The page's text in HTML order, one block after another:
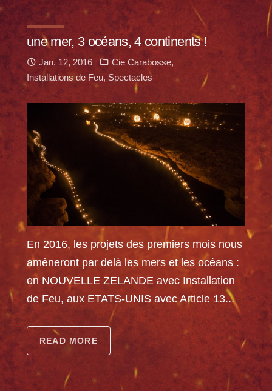
une mer, 3 océans, 4 continents !
Jan. 12, 2016 Cie Carabosse,
Installations de Feu, Spectacles
En 2016, les projets des premiers mois nous
amèneront par delà les mers et les océans :
en NOUVELLE ZELANDE avec Installation
de Feu, aux ETATS-UNIS avec Article 13...
READ MORE